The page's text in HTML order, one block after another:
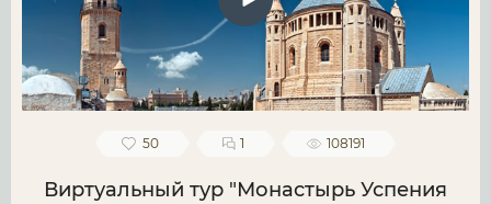
50 1 108191
Виртуальный тур "Монастырь Успения